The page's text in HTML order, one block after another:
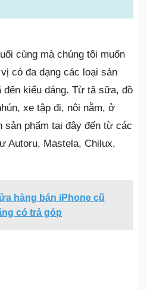
cùng mà chúng tôi muốn
có đa dạng các loại sản
đến kiểu dáng. Từ tã sữa, đồ
xe tập đi, nôi nằm, ở
sản phẩm tại đây đến từ các
Autoru, Mastela, Chilux,
hàng bán iPhone cũ
có trả góp